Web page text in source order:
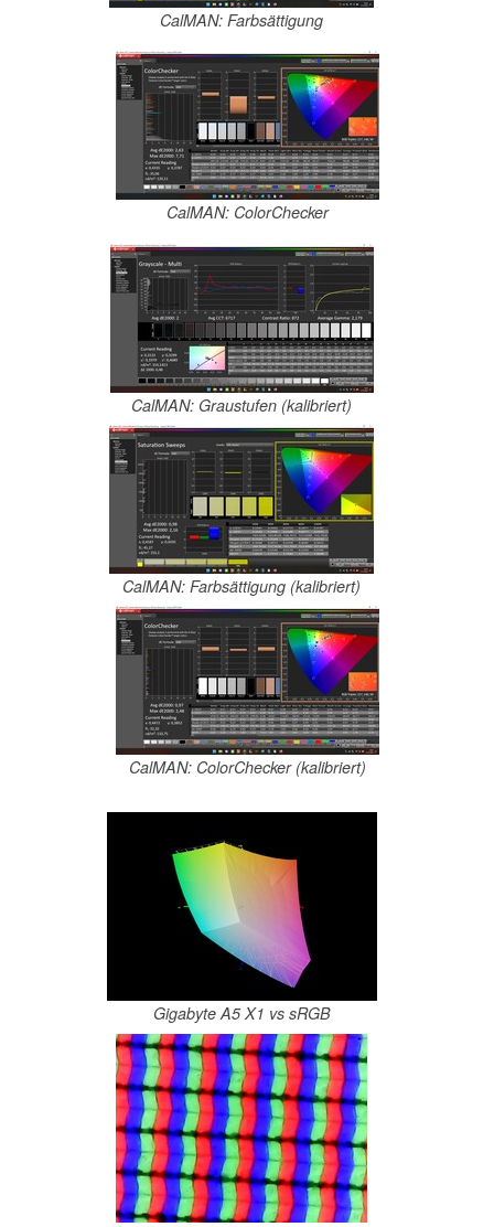
CalMAN: Farbsättigung
CalMAN: ColorChecker
CalMAN: Graustufen (kalibriert)
CalMAN: Farbsättigung (kalibriert)
CalMAN: ColorChecker (kalibriert)
Gigabyte A5 X1 vs sRGB